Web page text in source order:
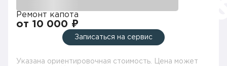
Ремонт капота
от 10 000 ₽
Записаться на сервис
Указана ориентировочная стоимость. Цена может